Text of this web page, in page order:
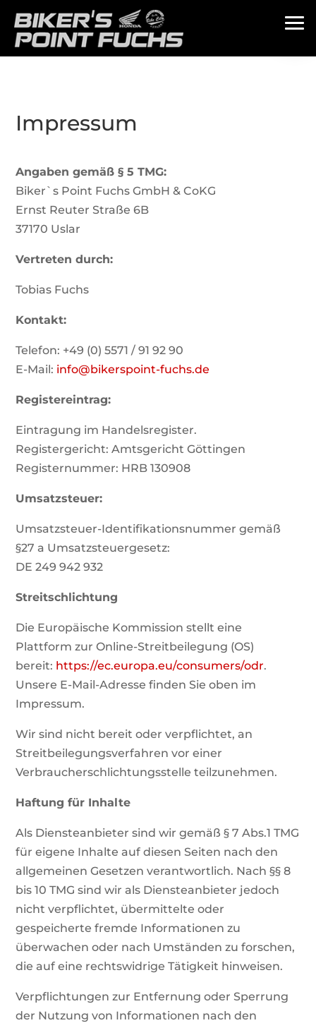
Impressum
Angaben gemäß § 5 TMG:
Biker`s Point Fuchs GmbH & CoKG
Ernst Reuter Straße 6B
37170 Uslar
Vertreten durch:
Tobias Fuchs
Kontakt:
Telefon: +49 (0) 5571 / 91 92 90
E-Mail: info@bikerspoint-fuchs.de
Registereintrag:
Eintragung im Handelsregister.
Registergericht: Amtsgericht Göttingen
Registernummer: HRB 130908
Umsatzsteuer:
Umsatzsteuer-Identifikationsnummer gemäß
§27 a Umsatzsteuergesetz:
DE 249 942 932
Streitschlichtung
Die Europäische Kommission stellt eine
Plattform zur Online-Streitbeilegung (OS)
bereit: https://ec.europa.eu/consumers/odr.
Unsere E-Mail-Adresse finden Sie oben im
Impressum.
Wir sind nicht bereit oder verpflichtet, an
Streitbeilegungsverfahren vor einer
Verbraucherschlichtungsstelle teilzunehmen.
Haftung für Inhalte
Als Diensteanbieter sind wir gemäß § 7 Abs.1 TMG
für eigene Inhalte auf diesen Seiten nach den
allgemeinen Gesetzen verantwortlich. Nach §§ 8
bis 10 TMG sind wir als Diensteanbieter jedoch
nicht verpflichtet, übermittelte oder
gespeicherte fremde Informationen zu
überwachen oder nach Umständen zu forschen,
die auf eine rechtswidrige Tätigkeit hinweisen.
Verpflichtungen zur Entfernung oder Sperrung
der Nutzung von Informationen nach den